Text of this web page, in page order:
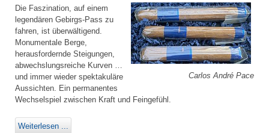
Carlos André Pace
Die Faszination, auf einem
legendären Gebirgs-Pass zu
fahren, ist überwältigend.
Monumentale Berge,
herausfordernde Steigungen,
abwechslungsreiche Kurven …
und immer wieder spektakuläre
Aussichten. Ein permanentes
Wechselspiel zwischen Kraft und Feingefühl.
Weiterlesen ...